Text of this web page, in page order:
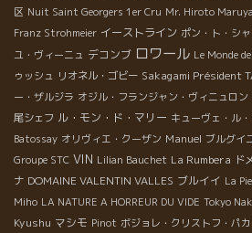
区 Nuit Saint Georgers 1er Cru Mr. Hiroto
Franz Strohmeier イーストライン ポン・ト・シ
ユ・ヴィーニュ デコンブ ロワール Le Monde
ゥッシュ リオネル・ゴビー Sakagami Président
ー・ザルジラ オジル・フランジャン・ヴィニュロン
尾シェフ ル・モン・ド・マリー キューヴェ・ル
Batossay オリヴィエ・クーザン Manuel ブルグイ
Groupe STC VIN Lilian Bauchet La Rumbera ド
ナ DOMAINE VALENTIN VALLES ブルイイ La
Miho LA NATURE A HORREUR DU VIDE Tokyo
Kyushu マシモ Pinot ボジョレ・クリストフ・パ